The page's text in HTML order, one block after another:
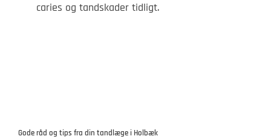
caries og tandskader tidligt.
Gode råd og tips fra din tandlæge i Holbæk